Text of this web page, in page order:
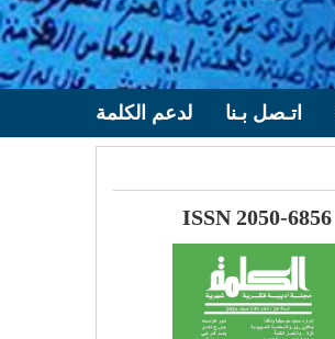
اتـصل بـنا لدعم الكلمة
ISSN 2050-6856